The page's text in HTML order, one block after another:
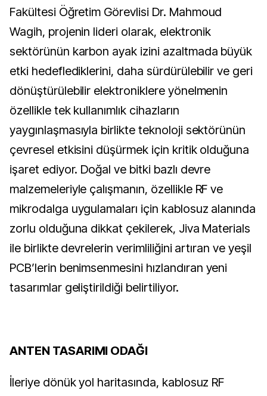
Fakültesi Öğretim Görevlisi Dr. Mahmoud
Wagih, projenin lideri olarak, elektronik
sektörünün karbon ayak izini azaltmada büyük
etki hedeflediklerini, daha sürdürülebilir ve geri
dönüştürülebilir elektroniklere yönelmenin
özellikle tek kullanımlık cihazların
yaygınlaşmasıyla birlikte teknoloji sektörünün
çevresel etkisini düşürmek için kritik olduğuna
işaret ediyor. Doğal ve bitki bazlı devre
malzemeleriyle çalışmanın, özellikle RF ve
mikrodalga uygulamaları için kablosuz alanında
zorlu olduğuna dikkat çekilerek, Jiva Materials
ile birlikte devrelerin verimliliğini artıran ve yeşil
PCB’lerin benimsenmesini hızlandıran yeni
tasarımlar geliştirildiği belirtiliyor.
ANTEN TASARIMI ODAĞI
İleriye dönük yol haritasında, kablosuz RF